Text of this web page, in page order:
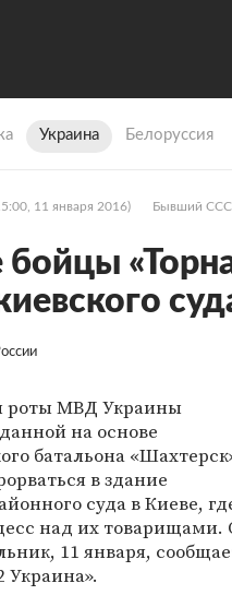
Украина Белоруссия
11 января 2016) Бывший
роты МВД Украины
на основе
батальона
в здание
суда в Киеве,
над их товарищами.
11 января,
Украина».